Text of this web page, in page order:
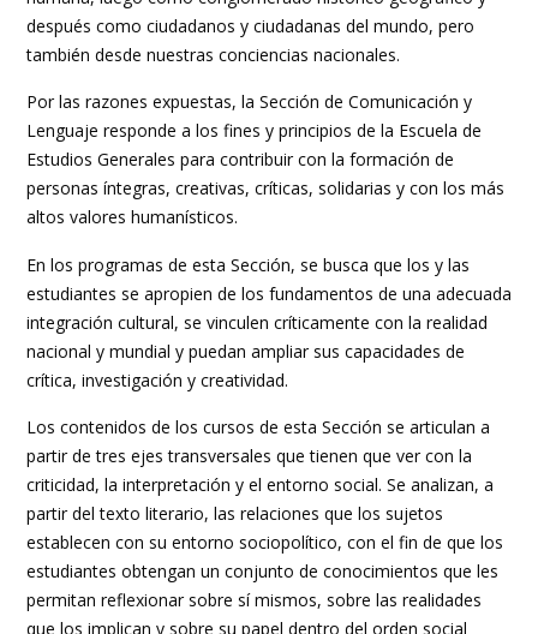
después como ciudadanos y ciudadanas del mundo, pero
también desde nuestras conciencias nacionales.
Por las razones expuestas, la Sección de Comunicación y
Lenguaje responde a los fines y principios de la Escuela de
Estudios Generales para contribuir con la formación de
personas íntegras, creativas, críticas, solidarias y con los más
altos valores humanísticos.
En los programas de esta Sección, se busca que los y las
estudiantes se apropien de los fundamentos de una adecuada
integración cultural, se vinculen críticamente con la realidad
nacional y mundial y puedan ampliar sus capacidades de
crítica, investigación y creatividad.
Los contenidos de los cursos de esta Sección se articulan a
partir de tres ejes transversales que tienen que ver con la
criticidad, la interpretación y el entorno social. Se analizan, a
partir del texto literario, las relaciones que los sujetos
establecen con su entorno sociopolítico, con el fin de que los
estudiantes obtengan un conjunto de conocimientos que les
permitan reflexionar sobre sí mismos, sobre las realidades
que los implican y sobre su papel dentro del orden social